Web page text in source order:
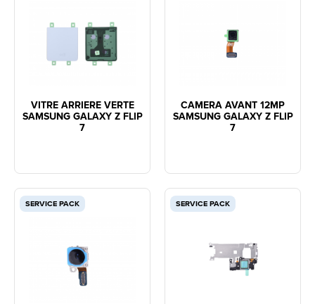
VITRE ARRIERE VERTE
SAMSUNG GALAXY Z FLIP
7
CAMERA AVANT 12MP
SAMSUNG GALAXY Z FLIP
7
SERVICE PACK SERVICE PACK